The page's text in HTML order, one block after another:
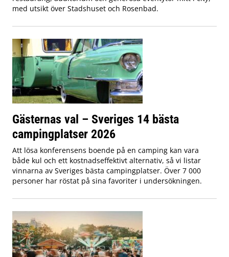
med utsikt över Stadshuset och Rosenbad.
Gästernas val – Sveriges 14 bästa
campingplatser 2026
Att lösa konferensens boende på en camping kan vara
både kul och ett kostnadseffektivt alternativ, så vi listar
vinnarna av Sveriges bästa campingplatser. Över 7 000
personer har röstat på sina favoriter i undersökningen.